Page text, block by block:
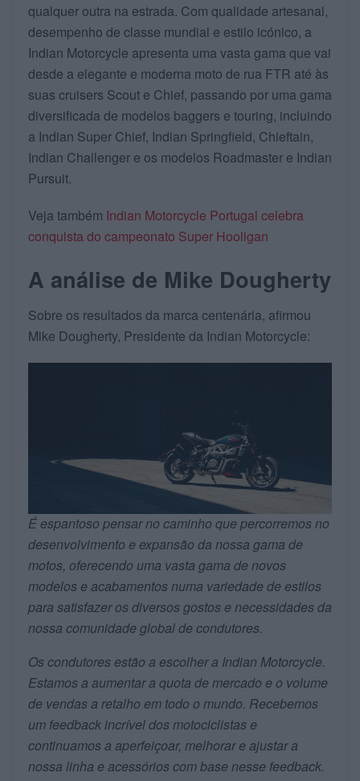
qualquer outra na estrada. Com qualidade artesanal,
desempenho de classe mundial e estilo icónico, a
Indian Motorcycle apresenta uma vasta gama que vai
desde a elegante e moderna moto de rua FTR até às
suas cruisers Scout e Chief, passando por uma gama
diversificada de modelos baggers e touring, incluindo
a Indian Super Chief, Indian Springfield, Chieftain,
Indian Challenger e os modelos Roadmaster e Indian
Pursuit.
Veja também Indian Motorcycle Portugal celebra
conquista do campeonato Super Hooligan
A análise de Mike Dougherty
Sobre os resultados da marca centenária, afirmou
Mike Dougherty, Presidente da Indian Motorcycle:
É espantoso pensar no caminho que percorremos no
desenvolvimento e expansão da nossa gama de
motos, oferecendo uma vasta gama de novos
modelos e acabamentos numa variedade de estilos
para satisfazer os diversos gostos e necessidades da
nossa comunidade global de condutores.
Os condutores estão a escolher a Indian Motorcycle.
Estamos a aumentar a quota de mercado e o volume
de vendas a retalho em todo o mundo. Recebemos
um feedback incrível dos motociclistas e
continuamos a aperfeiçoar, melhorar e ajustar a
nossa linha e acessórios com base nesse feedback.